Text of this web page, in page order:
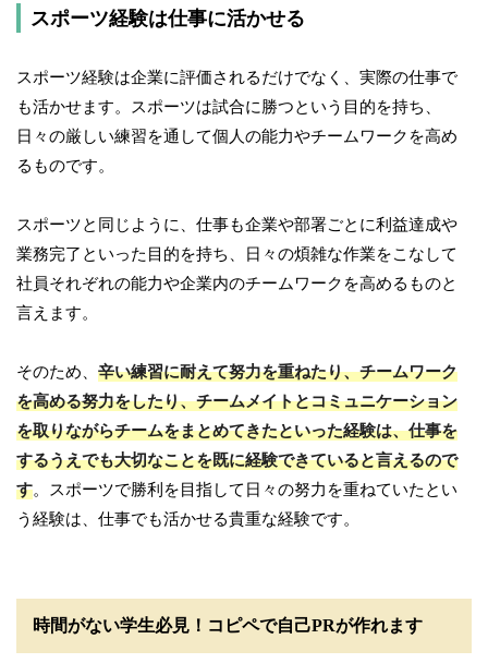
スポーツ経験は仕事に活かせる
スポーツ経験は企業に評価されるだけでなく、実際の仕事で
も活かせます。スポーツは試合に勝つという目的を持ち、
日々の厳しい練習を通して個人の能力やチームワークを高め
るものです。
スポーツと同じように、仕事も企業や部署ごとに利益達成や
業務完了といった目的を持ち、日々の煩雑な作業をこなして
社員それぞれの能力や企業内のチームワークを高めるものと
言えます。
そのため、 辛い練習に耐えて努力を重ねたり、チームワーク
を高める努力をしたり、チームメイトとコミュニケーション
を取りながらチームをまとめてきたといった経験は、仕事を
するうえでも大切なことを既に経験できていると言えるので
す。スポーツで勝利を目指して日々の努力を重ねていたとい
う経験は、仕事でも活かせる貴重な経験です。
時間がない学生必見！コピペで自己PRが作れます